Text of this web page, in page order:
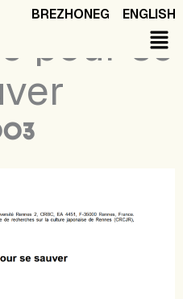
BREZHONEG ENGLISH
pour se